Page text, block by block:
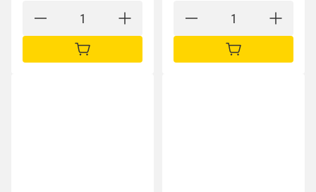
IN DEN WARENKORB IN DEN WARENKORB